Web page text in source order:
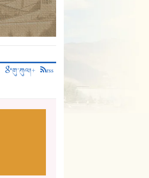
གུ་ཀུལ།+ rss